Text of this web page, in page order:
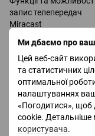
Ми дбаємо про
Цей веб-сайт
та статистичних
оптимальної
налаштуваннях
«Погодитися», щоб
cookie. Детальніше
користувача.
запис телепередач
Miracast
підтримка DLNA
керування голосом
Amazon Alexa
Google Assistant
Bixby
Роз'єми
Входи USB 2 шт
LAN